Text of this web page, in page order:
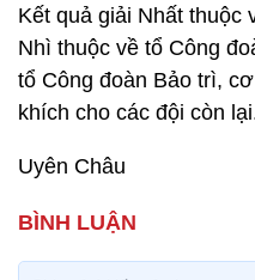
Kết quả giải Nhất thuộc
Nhì thuộc về tổ Công
tổ Công đoàn Bảo trì,
khích cho các đội còn
Uyên Châu